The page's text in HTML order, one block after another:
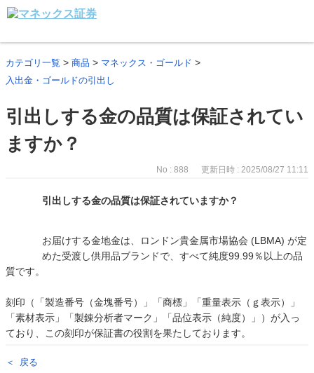
カテゴリ一覧 > 商品 > マネックス・ゴールド >
入出金・ゴールドの引出し
引出しする金の品質は保証されてい
ますか？
No : 888 更新日時 : 2025/08/27 11:11
引出しする金の品質は保証されていますか？
お届けする金地金は、ロンドン貴金属市場協会 (LBMA) が定
めた受渡し供用品ブランドで、すべて純度99.99％以上の品
質です。
刻印（「製造番号（金塊番号）」「商標」「重量表示（ｇ表示）」
「素材表示」「製錬分析者マーク」「品位表示（純度）」）が入っ
ており、この刻印が保証書の役割を果たしております。
戻る